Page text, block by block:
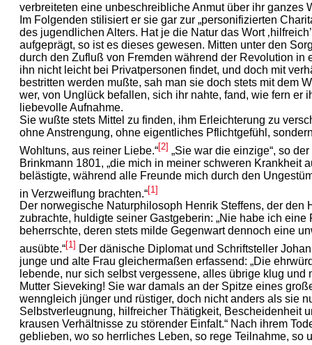
verbreiteten eine unbeschreibliche Anmut über ihr ganzes
Im Folgenden stilisiert er sie gar zur „personifizierten
des jugendlichen Alters. Hat je die Natur das Wort
aufgeprägt, so ist es dieses gewesen. Mitten unter den
durch den Zufluß von Fremden während der Revolution in
ihn nicht leicht bei Privatpersonen findet, und doch mit
bestritten werden mußte, sah man sie doch stets mit dem
wer, von Unglück befallen, sich ihr nahte, fand, wie fern er
liebevolle Aufnahme.
Sie wußte stets Mittel zu finden, ihm Erleichterung zu
ohne Anstrengung, ohne eigentliches Pflichtgefühl,
Wohltuns, aus reiner Liebe.“[2] „Sie war die einzige“, so
Brinkmann 1801, „die mich in meiner schweren Krankheit
belästigte, während alle Freunde mich durch den
in Verzweiflung brachten.“[1]
Der norwegische Naturphilosoph Henrik Steffens, der den
zubrachte, huldigte seiner Gastgeberin: „Nie habe ich
beherrschte, deren stets milde Gegenwart dennoch eine
ausübte.“ [1]
Der dänische Diplomat und Schriftsteller
junge und alte Frau gleichermaßen erfassend: „Die
lebende, nur sich selbst vergessene, alles übrige klug
Mutter Sieveking! Sie war damals an der Spitze eines
wenngleich jünger und rüstiger, doch nicht anders als sie
Selbstverleugnung, hilfreicher Thätigkeit, Bescheidenheit
krausen Verhältnisse zu störender Einfalt.“ Nach ihrem
geblieben, wo so herrliches Leben, so rege Teilnahme, so